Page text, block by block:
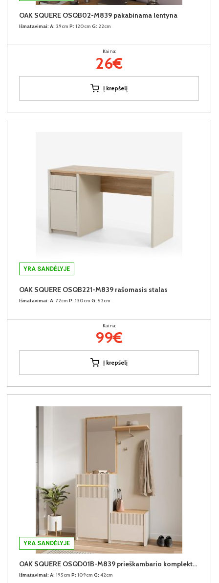
OAK SQUERE OSQB02-M839 pakabinama lentyna
Išmatavimai: A: 29cm P: 120cm G: 22cm
Kaina:
26€
Į krepšelį
YRA SANDĖLYJE
OAK SQUERE OSQB221-M839 rašomasis stalas
Išmatavimai: A: 72cm P: 130cm G: 52cm
Kaina:
99€
Į krepšelį
YRA SANDĖLYJE
OAK SQUERE OSQD01B-M839 prieškambario komplektas
Išmatavimai: A: 195cm P: 109cm G: 42cm